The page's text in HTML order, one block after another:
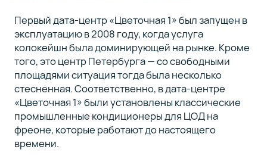
Первый дата-центр «Цветочная 1» был запущен в
эксплуатацию в 2008 году, когда услуга
колокейшн была доминирующей на рынке. Кроме
того, это центр Петербурга — со свободными
площадями ситуация тогда была несколько
стесненная. Соответственно, в дата-центре
«Цветочная 1» были установлены классические
промышленные кондиционеры для ЦОД на
фреоне, которые работают до настоящего
времени.